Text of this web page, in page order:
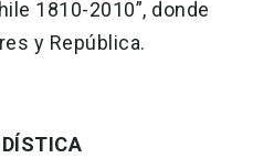
1810-2010”, donde
y República.